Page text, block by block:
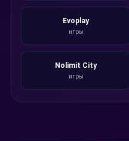
Evoplay
игры
Nolimit City
игры